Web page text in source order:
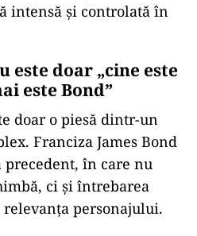
intensă și controlată în
este doar „cine este
este Bond”
doar o piesă dintr-un
Franciza James Bond
în care nu
ci și întrebarea
personajului.